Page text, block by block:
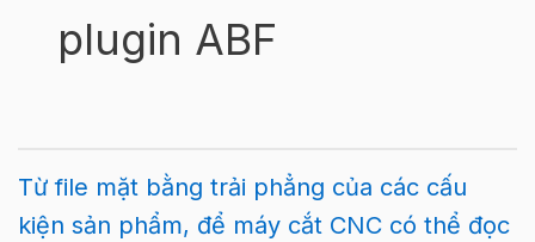
plugin ABF
Từ file mặt bằng trải phẳng của các cấu
kiện sản phẩm, để máy cắt CNC có thể đọc